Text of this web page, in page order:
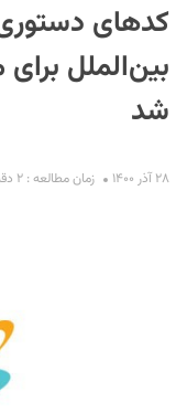
کدهای
بین‌الملل
شد
۲۸ آذر ۱۴۰۰ زمان مطالعه : ۲ دقیقه